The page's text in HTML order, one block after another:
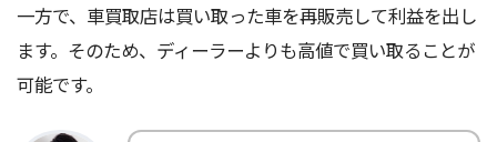
一方で、車買取店は買い取った車を再販売して利益を出し
ます。そのため、ディーラーよりも高値で買い取ることが
可能です。